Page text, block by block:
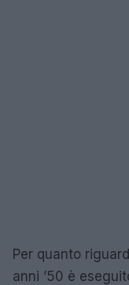
Per quanto
anni ’50 è